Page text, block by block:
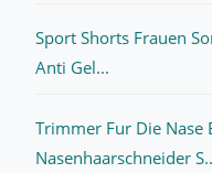
Sport Shorts Frauen
Anti Gel...
Trimmer Fur Die Nase
Nasenhaarschneider